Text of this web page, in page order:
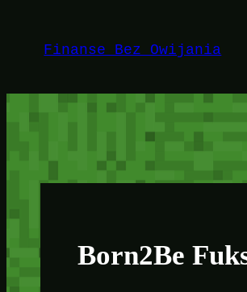
treściFinanse Bez Owijania
Born2Be